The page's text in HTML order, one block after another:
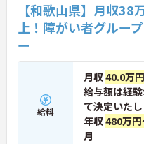
【和歌山県】月収
上！障がい者グルー
ー
給料
月収40.0万
給与額は経
て決定いたし
年収480万
月